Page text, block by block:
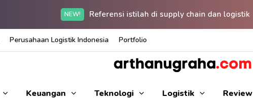
NEW! Referensi istilah di supply chain dan logistik
Perusahaan Logistik Indonesia Portfolio
Keuangan Teknologi Logistik Review